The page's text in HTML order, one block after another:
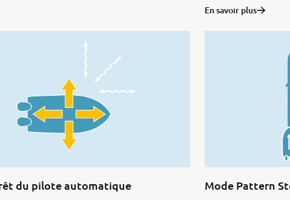
En savoir plus
du pilote automatique Mode Pattern